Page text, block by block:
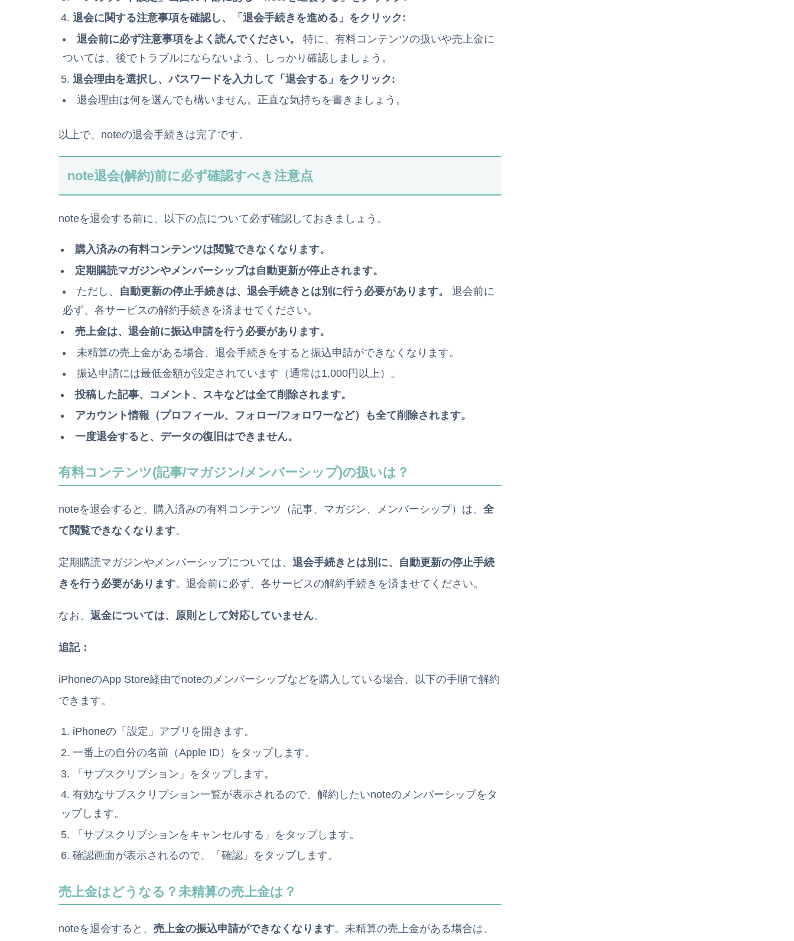
退会に関する注意事項を確認し、「退会手続きを進める」をクリック:
退会前に必ず注意事項をよく読んでください。
特に、有料コンテンツの扱いや売上金に
ついては、後でトラブルにならないよう、しっかり確認しましょう。
退会理由を選択し、パスワードを入力して「退会する」をクリック:
退会理由は何を選んでも構いません。正直な気持ちを書きましょう。
以上で、noteの退会手続きは完了です。
note退会(解約)前に必ず確認すべき注意点
noteを退会する前に、以下の点について必ず確認しておきましょう。
購入済みの有料コンテンツは閲覧できなくなります。
定期購読マガジンやメンバーシップは自動更新が停止されます。
ただし、 自動更新の停止手続きは、退会手続きとは別に行う必要があります。
退会前に
必ず、各サービスの解約手続きを済ませてください。
売上金は、退会前に振込申請を行う必要があります。
未精算の売上金がある場合、退会手続きをすると振込申請ができなくなります。
振込申請には最低金額が設定されています（通常は1,000円以上）。
投稿した記事、コメント、スキなどは全て削除されます。
アカウント情報（プロフィール、フォロー/フォロワーなど）も全て削除されます。
一度退会すると、データの復旧はできません。
有料コンテンツ(記事/マガジン/メンバーシップ)の扱いは？
noteを退会すると、購入済みの有料コンテンツ（記事、マガジン、メンバーシップ）は、 全
て閲覧できなくなります。
定期購読マガジンやメンバーシップについては、 退会手続きとは別に、自動更新の停止手続
きを行う必要があります。退会前に必ず、各サービスの解約手続きを済ませてください。
なお、 返金については、原則として対応していません。
追記：
iPhoneのApp Store経由でnoteのメンバーシップなどを購入している場合、以下の手順で解約
できます。
iPhoneの「設定」アプリを開きます。
一番上の自分の名前（Apple ID）をタップします。
「サブスクリプション」をタップします。
有効なサブスクリプション一覧が表示されるので、解約したいnoteのメンバーシップをタ
ップします。
「サブスクリプションをキャンセルする」をタップします。
確認画面が表示されるので、「確認」をタップします。
売上金はどうなる？未精算の売上金は？
noteを退会すると、 売上金の振込申請ができなくなります。未精算の売上金がある場合は、